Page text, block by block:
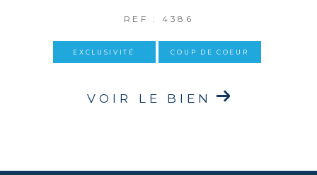
REF : 4386
EXCLUSIVITÉ COUP DE COEUR
VOIR LE BIEN